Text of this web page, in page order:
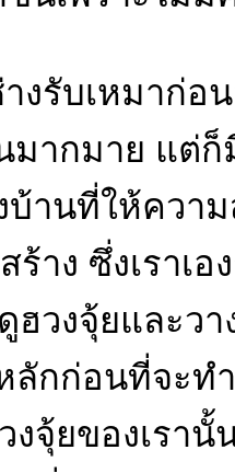
งรับเหมาก่อ
มากมาย แต่ก็
บ้านที่ให้ควา
าง ซึ่งเราเอ
ฮวงจุ้ยและว
ลักก่อนที่จะท
งจุ้ยของเรา